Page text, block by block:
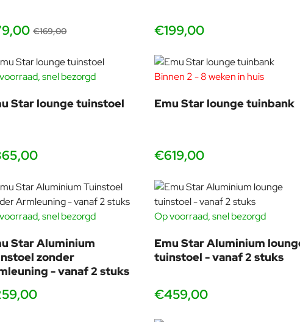
Star aluminium met arm
wordt thermisch verzinkt, daarna in een grondlaag gecoat en
nog steeds strak uitziet.
kust adviseren we iets vaker te reinigen en het oppervlak te
€169,00 €199,00
snel bezorgd
Star lounge tuinstoel
Binnen 2 - 8 weken in huis
Emu Star lounge tuinbank
€619,00
snel bezorgd
Star Aluminium
zonder
- vanaf 2 stuks
Op voorraad, snel bezorgd
Emu Star Aluminium
tuinstoel - vanaf 2 stuks
€459,00